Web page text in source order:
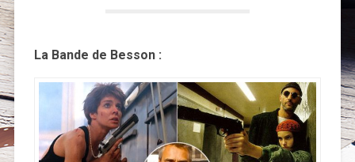
La Bande de Besson :